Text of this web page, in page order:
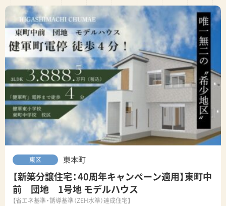
東区 東本町
【新築分譲住宅：40周年キャンペーン適用】東町中
前 団地 1号地 モデルハウス
【省エネ基準・誘導基準（ZEH水準）達成住宅】